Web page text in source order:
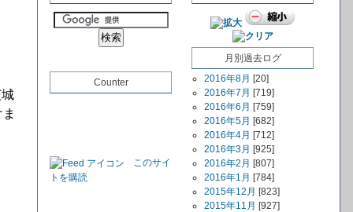
Counter
このサイ
トを購読
月別過去ログ
2016年8月 [20]
2016年7月 [719]
2016年6月 [759]
2016年5月 [682]
2016年4月 [712]
2016年3月 [925]
2016年2月 [807]
2016年1月 [784]
2015年12月 [823]
2015年11月 [927]